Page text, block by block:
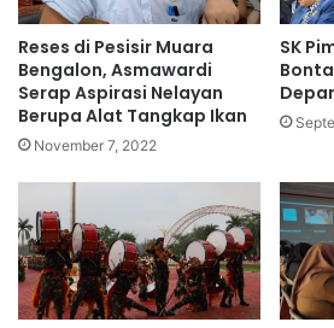
Reses di Pesisir Muara
Bengalon, Asmawardi
Serap Aspirasi Nelayan
Berupa Alat Tangkap Ikan
November 7, 2022
SK